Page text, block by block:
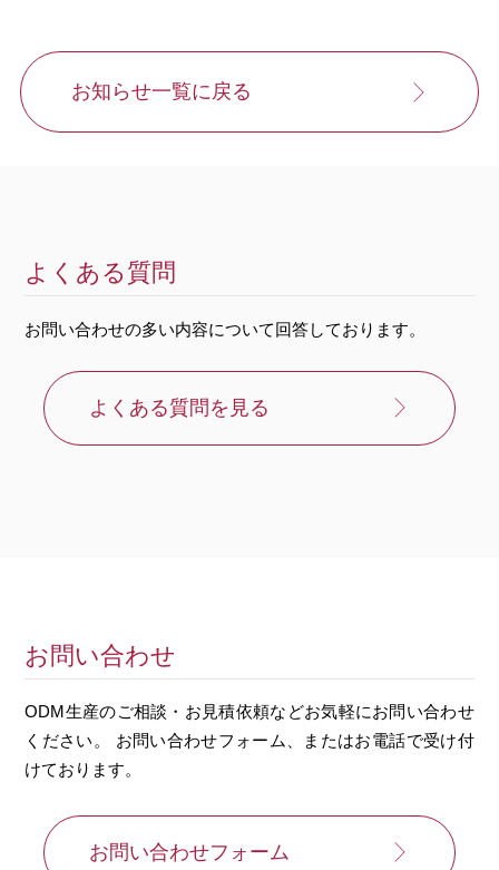
お知らせ一覧に戻る
よくある質問
お問い合わせの多い内容について回答しております。
よくある質問を見る
お問い合わせ
ODM生産のご相談・お見積依頼などお気軽にお問い合わせ
ください。
お問い合わせフォーム、またはお電話で受け付
けております。
お問い合わせフォーム